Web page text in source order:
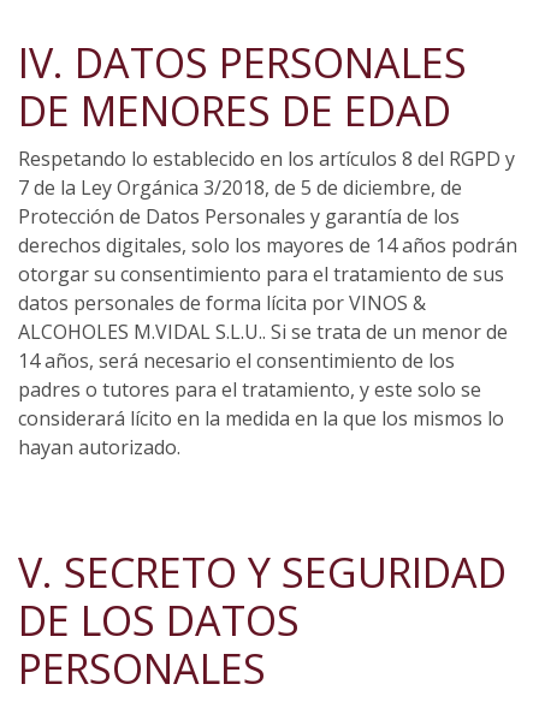
IV. DATOS PERSONALES
DE MENORES DE EDAD
Respetando lo establecido en los artículos 8 del RGPD y
7 de la Ley Orgánica 3/2018, de 5 de diciembre, de
Protección de Datos Personales y garantía de los
derechos digitales, solo los mayores de 14 años podrán
otorgar su consentimiento para el tratamiento de sus
datos personales de forma lícita por VINOS &
ALCOHOLES M.VIDAL S.L.U.. Si se trata de un menor de
14 años, será necesario el consentimiento de los
padres o tutores para el tratamiento, y este solo se
considerará lícito en la medida en la que los mismos lo
hayan autorizado.
V. SECRETO Y SEGURIDAD
DE LOS DATOS
PERSONALES